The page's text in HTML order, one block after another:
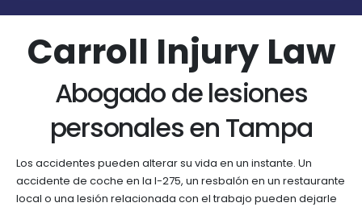
Carroll Injury Law
Abogado de lesiones
personales en Tampa
Los accidentes pueden alterar su vida en un instante. Un
accidente de coche en la I-275, un resbalón en un restaurante
local o una lesión relacionada con el trabajo pueden dejarle